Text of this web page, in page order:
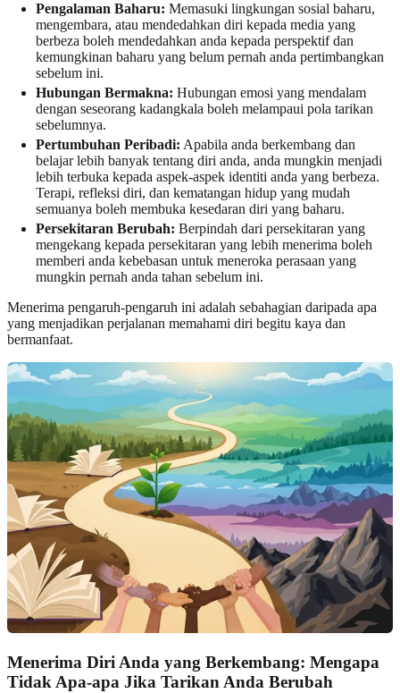
Pengalaman Baharu: Memasuki lingkungan sosial baharu,
mengembara, atau mendedahkan diri kepada media yang
berbeza boleh mendedahkan anda kepada perspektif dan
kemungkinan baharu yang belum pernah anda pertimbangkan
sebelum ini.
Hubungan Bermakna: Hubungan emosi yang mendalam
dengan seseorang kadangkala boleh melampaui pola tarikan
sebelumnya.
Pertumbuhan Peribadi: Apabila anda berkembang dan
belajar lebih banyak tentang diri anda, anda mungkin menjadi
lebih terbuka kepada aspek-aspek identiti anda yang berbeza.
Terapi, refleksi diri, dan kematangan hidup yang mudah
semuanya boleh membuka kesedaran diri yang baharu.
Persekitaran Berubah: Berpindah dari persekitaran yang
mengekang kepada persekitaran yang lebih menerima boleh
memberi anda kebebasan untuk meneroka perasaan yang
mungkin pernah anda tahan sebelum ini.
Menerima pengaruh-pengaruh ini adalah sebahagian daripada apa
yang menjadikan perjalanan memahami diri begitu kaya dan
bermanfaat.
Menerima Diri Anda yang Berkembang: Mengapa
Tidak Apa-apa Jika Tarikan Anda Berubah